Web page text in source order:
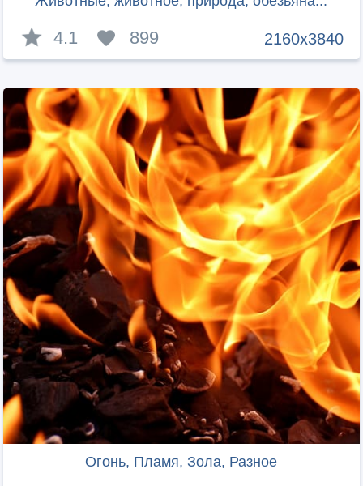
2160x3840
4.1 899
Огонь, Пламя, Зола, Разное